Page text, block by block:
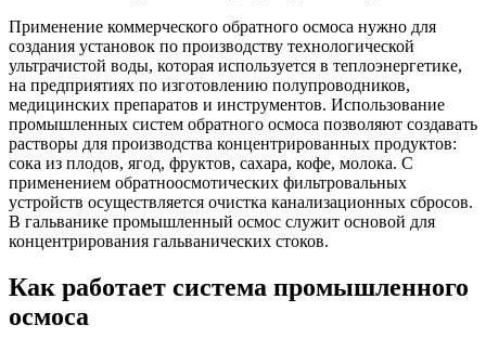
Применение коммерческого обратного осмоса нужно для
создания установок по производству технологической
ультрачистой воды, которая используется в теплоэнергетике,
на предприятиях по изготовлению полупроводников,
медицинских препаратов и инструментов. Использование
промышленных систем обратного осмоса позволяют создавать
растворы для производства концентрированных продуктов:
сока из плодов, ягод, фруктов, сахара, кофе, молока. С
применением обратноосмотических фильтровальных
устройств осуществляется очистка канализационных сбросов.
В гальванике промышленный осмос служит основой для
концентрирования гальванических стоков.
Как работает система промышленного
осмоса